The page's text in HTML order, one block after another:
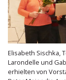
Elisabeth Sischka,
Laron­delle und
erhielten von